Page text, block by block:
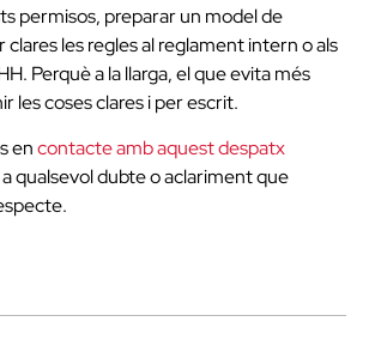
permisos, preparar un model de
clares les regles al reglament intern o als
Perquè a la llarga, el que evita més
les coses clares i per escrit.
encontacte amb aquest despatx
qualsevol dubte o aclariment que